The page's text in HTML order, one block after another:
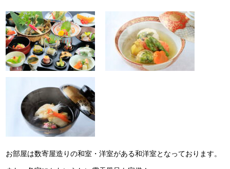
お部屋は数寄屋造りの和室・洋室がある和洋室となっております。